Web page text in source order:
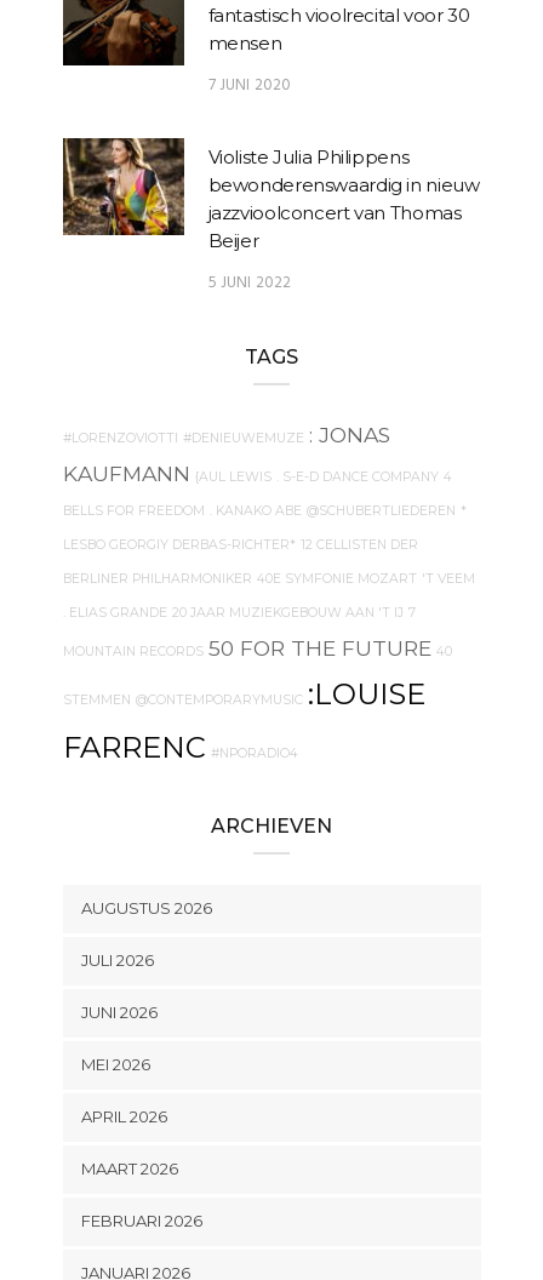
fantastisch vioolrecital voor 30
mensen
7 JUNI 2020
Violiste Julia Philippens
bewonderenswaardig in nieuw
jazzvioolconcert van Thomas
Beijer
5 JUNI 2022
TAGS
#LORENZOVIOTTI #DENIEUWEMUZE : JONAS
KAUFMANN {AUL LEWIS . S-E-D DANCE COMPANY 4
BELLS FOR FREEDOM . KANAKO ABE @SCHUBERTLIEDEREN *
LESBO GEORGIY DERBAS-RICHTER* 12 CELLISTEN DER
BERLINER PHILHARMONIKER 40E SYMFONIE MOZART 'T VEEM
. ELIAS GRANDE 20 JAAR MUZIEKGEBOUW AAN 'T IJ 7
MOUNTAIN RECORDS 50 FOR THE FUTURE 40
STEMMEN @CONTEMPORARYMUSIC :LOUISE
FARRENC #NPORADIO4
ARCHIEVEN
AUGUSTUS 2026
JULI 2026
JUNI 2026
MEI 2026
APRIL 2026
MAART 2026
FEBRUARI 2026
JANUARI 2026